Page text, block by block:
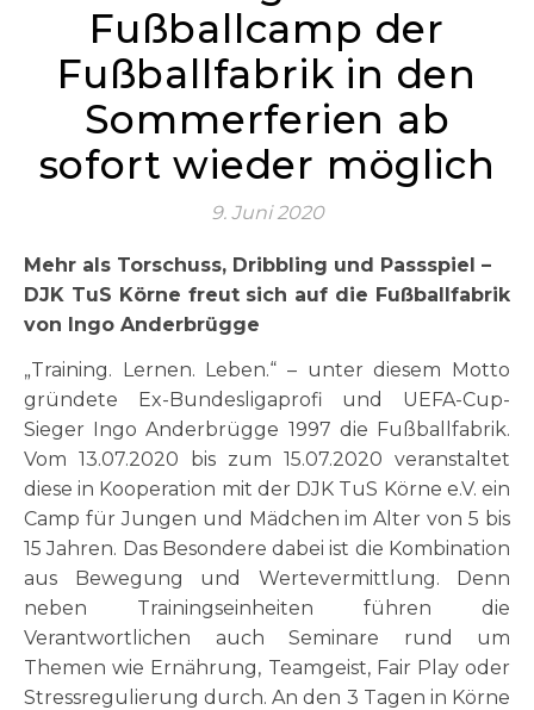
Fußballcamp der
Fußballfabrik in den
Sommerferien ab
sofort wieder möglich
9. Juni 2020
Mehr als Torschuss, Dribbling und Passspiel –
DJK TuS Körne freut sich auf die Fußballfabrik
von Ingo Anderbrügge
„Training. Lernen. Leben.“ – unter diesem Motto
gründete Ex-Bundesligaprofi und UEFA-Cup-
Sieger Ingo Anderbrügge 1997 die Fußballfabrik.
Vom 13.07.2020 bis zum 15.07.2020 veranstaltet
diese in Kooperation mit der DJK TuS Körne e.V. ein
Camp für Jungen und Mädchen im Alter von 5 bis
15 Jahren. Das Besondere dabei ist die Kombination
aus Bewegung und Wertevermittlung. Denn
neben Trainingseinheiten führen die
Verantwortlichen auch Seminare rund um
Themen wie Ernährung, Teamgeist, Fair Play oder
Stressregulierung durch. An den 3 Tagen in Körne